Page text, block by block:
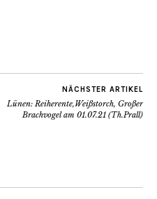
NÄCHSTER ARTIKEL
Lünen: Reiherente,Weißstorch, Großer
Brachvogel am 01.07.21 (Th.Prall)